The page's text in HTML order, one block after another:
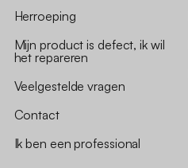
Herroeping
Mijn product is defect, ik wil
het repareren
Veelgestelde vragen
Contact
Ik ben een professional